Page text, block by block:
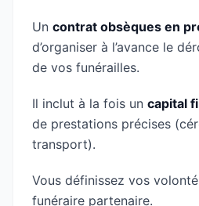
Un contrat obsèques en
d’organiser à l’avance le
de vos funérailles.
Il inclut à la fois un capital
de prestations précises
transport).
Vous définissez vos
funéraire partenaire.